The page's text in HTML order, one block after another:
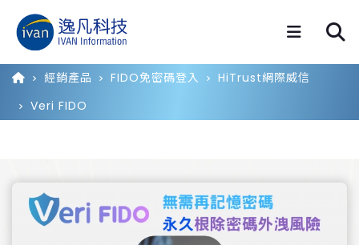
經銷產品 FIDO免密碼登入
HiTrust網際威信
Veri FIDO